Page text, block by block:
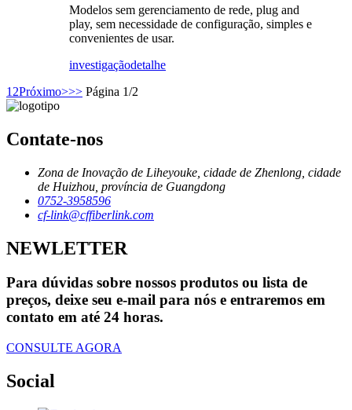
Modelos sem gerenciamento de rede, plug and
play, sem necessidade de configuração, simples e
convenientes de usar.
investigaçãodetalhe
1 2Próximo>>> Página 1/2
Contate-nos
Zona de Inovação de Liheyouke, cidade de Zhenlong, cidade
de Huizhou, província de Guangdong
0752-3958596
cf-link@cffiberlink.com
NEWLETTER
Para dúvidas sobre nossos produtos ou lista de
preços, deixe seu e-mail para nós e entraremos em
contato em até 24 horas.
CONSULTE AGORA
Social